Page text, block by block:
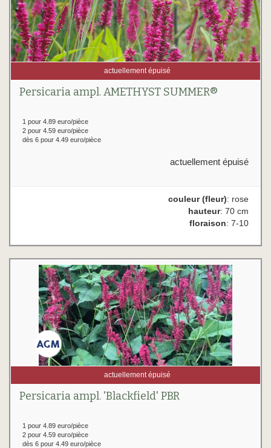
actuellement épuisé
Persicaria ampl. AMETHYST SUMMER®
1 pour 4.89 euro/pièce
2 pour 4.59 euro/pièce
dès 6 pour 4.49 euro/pièce
actuellement épuisé
couleur (fleur): rose
hauteur: 70 cm
floraison: 7-10
actuellement épuisé
Persicaria ampl. 'Blackfield' PBR
1 pour 4.89 euro/pièce
2 pour 4.59 euro/pièce
dès 6 pour 4.49 euro/pièce